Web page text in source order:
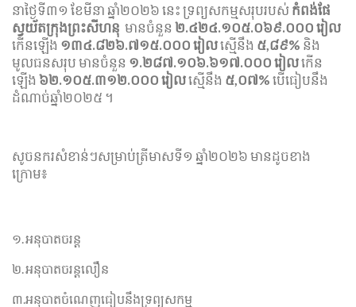
នាថ្ងៃទី៣១ ខែមីនា ឆ្នាំ២០២៦ នេះ ទ្រព្យសកម្ម​សរុបរបស់កំពង់ផែ
ស្វយ័តក្រុងព្រះសីហនុ មានចំនួន ២.៤២៤.១០៥.០៦៩.០០០ រៀល
កើនឡើង ១៣៤.៨២៦.៧១៥.០០០ រៀលស្មើនឹង ៥,៨៩% និង
មូលធនសរុប មានចំនួន ១.២៨៧.១០៦.៦១៧.០០០ រៀលកើន
ឡើង ៦២.១០៥.៣១២.០០០ រៀលស្មើនឹង ៥,០៧%បើធៀបនឹង
ដំណាច់ឆ្នាំ២០២៥ ។​
សូចនករសំខាន់ៗសម្រាប់ត្រីមាសទី១ ឆ្នាំ២០២៦ មានដូចខាង
ក្រោម៖
១. អនុបាតចរន្ត
២. អនុបាតចរន្តលឿន
៣. អនុបាតចំណេញធៀបនឹងទ្រព្យសកម្ម